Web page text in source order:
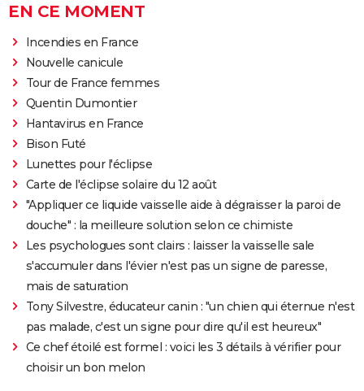
EN CE MOMENT
Incendies en France
Nouvelle canicule
Tour de France femmes
Quentin Dumontier
Hantavirus en France
Bison Futé
Lunettes pour l'éclipse
Carte de l'éclipse solaire du 12 août
"Appliquer ce liquide vaisselle aide à dégraisser la paroi de
douche" : la meilleure solution selon ce chimiste
Les psychologues sont clairs : laisser la vaisselle sale
s'accumuler dans l'évier n'est pas un signe de paresse,
mais de saturation
Tony Silvestre, éducateur canin : "un chien qui éternue n'est
pas malade, c'est un signe pour dire qu'il est heureux"
Ce chef étoilé est formel : voici les 3 détails à vérifier pour
choisir un bon melon